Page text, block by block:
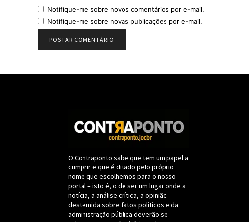
Notifique-me sobre novos comentários por e-mail.
Notifique-me sobre novas publicações por e-mail.
O Contraponto sabe que tem um papel a
cumprir e que é ditado pelo próprio
nome que escolhemos para o nosso
portal – isto é, o de ser um lugar onde a
notícia, a análise crítica, a opinião
destemida sobre fatos políticos e da
administração pública deverão se